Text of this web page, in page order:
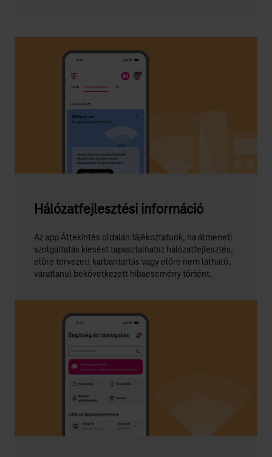
Hálózatfejlesztési információ
Az app Áttekintés oldalán tájékoztatunk, ha átmeneti
szolgáltatás kiesést tapasztalhatsz hálózatfejlesztés,
előre tervezett karbantartás vagy előre nem látható,
váratlanul bekövetkezett hibaesemény történt.